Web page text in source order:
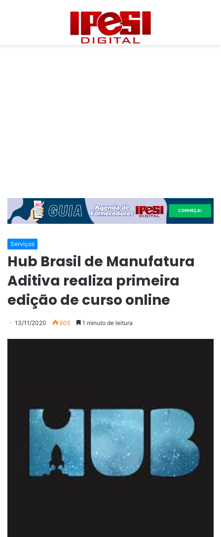
Serviços
Hub Brasil de Manufatura
Aditiva realiza primeira
edição de curso online
13/11/2020 605 1 minuto de leitura